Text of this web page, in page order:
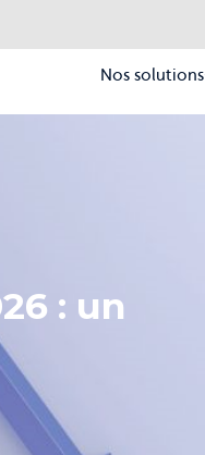
Nos solutions
: un